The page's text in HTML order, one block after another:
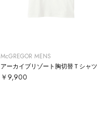
McGREGOR MENS
アーカイブリゾート胸切替Ｔシャツ
￥9,900